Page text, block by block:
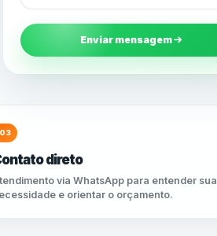
Enviar mensagem
03
direto
via WhatsApp para entender sua
e orientar o orçamento.